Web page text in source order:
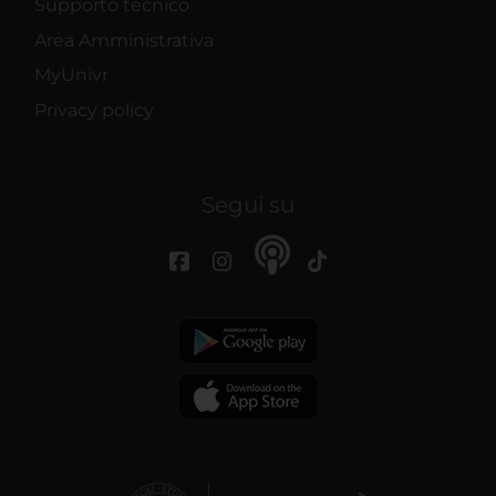
Supporto tecnico
Area Amministrativa
MyUnivr
Privacy policy
Segui su